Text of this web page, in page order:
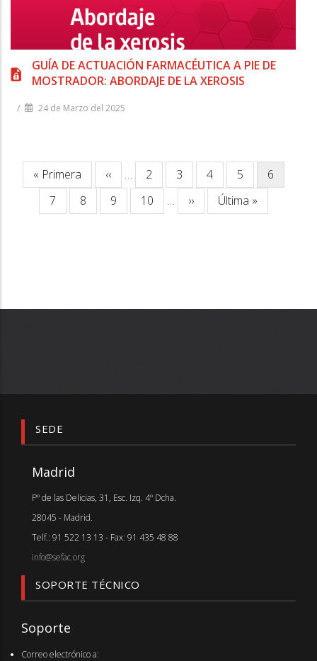
GUÍA DE ACTUACIÓN FARMACÉUTICA A PIE DE
MOSTRADOR: ABORDAJE DE LA XEROSIS
/ 24 de Marzo del 2025
Paginación
Primera
página
« Primera
Página
anterior
‹‹ … Página
2 Página
3 Página
4 Página
5
Página
actual
6
Página
7 Página
8 Página
9 Página
10 …
Siguiente
página
››
Última
página
Última »
SEDE
Madrid
Pº de las Delicias, 31, Esc. Izq. 4º Dcha.
28045 - Madrid.
Telf.: 91 522 13 13 - Fax: 91 435 48 88
info@sefac.org
SOPORTE TÉCNICO
Soporte
Correo electrónico a: